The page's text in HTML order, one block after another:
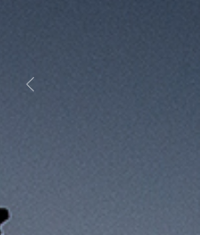
Previous